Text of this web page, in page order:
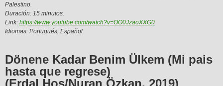
Palestino.
Duración: 15 minutos.
Link: https://www.youtube.com/watch?v=OO0JzaoXXG0
Idiomas: Portugués, Español
Dönene Kadar Benim Ülkem (Mi pais
hasta que regrese)
(Erdal Hoş/Nuran Özkan, 2019)